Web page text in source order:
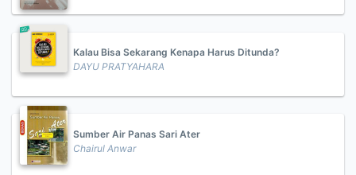
Kalau Bisa Sekarang Kenapa Harus Ditunda?
DAYU PRATYAHARA
Sumber Air Panas Sari Ater
Chairul Anwar